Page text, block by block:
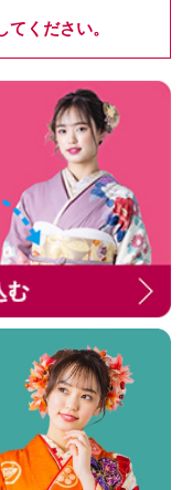
ください。